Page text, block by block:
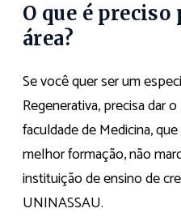
O que é preciso
área?
Se você quer ser um
Regenerativa, precisa dar
faculdade de Medicina,
melhor formação, não
instituição de ensino de
UNINASSAU.